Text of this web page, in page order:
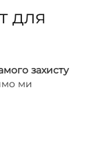
для
захисту
ми